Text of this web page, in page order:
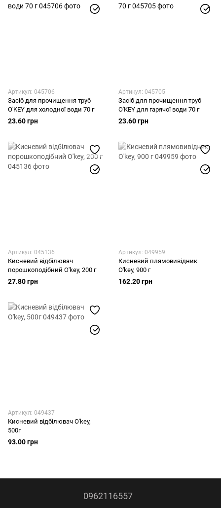
Артикул: 045706
Засіб для прочищення труб
O'KEY для холодної води 70 г
23.60 грн
Артикул: 045705
Засіб для прочищення труб
O'KEY для гарячої води 70 г
23.60 грн
Артикул: 045136
Кисневий відбілювач
порошкоподібний O'key, 200 г
27.80 грн
Артикул: 049959
Кисневий плямовивідник
O'key, 900 г
162.20 грн
Артикул: 049437
Кисневий відбілювач O'key,
500г
93.00 грн
0962116557